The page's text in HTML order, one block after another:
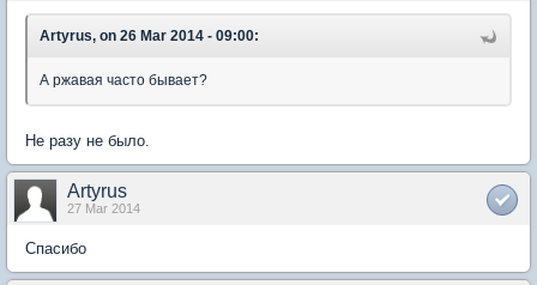
Artyrus, on 26 Mar 2014 - 09:00:
А ржавая часто бывает?
Не разу не было.
Artyrus
27 Mar 2014
Спасибо